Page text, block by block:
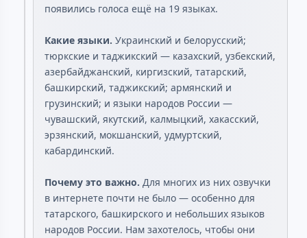
появились голоса ещё на 19 языках.
Какие языки. Украинский и белорусский;
тюркские и таджикский — казахский, узбекский,
азербайджанский, киргизский, татарский,
башкирский, таджикский; армянский и
грузинский; и языки народов России —
чувашский, якутский, калмыцкий, хакасский,
эрзянский, мокшанский, удмуртский,
кабардинский.
Почему это важно. Для многих из них озвучки
в интернете почти не было — особенно для
татарского, башкирского и небольших языков
народов России. Нам захотелось, чтобы они